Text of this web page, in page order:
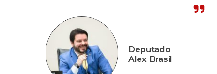
Deputado
Alex Brasil